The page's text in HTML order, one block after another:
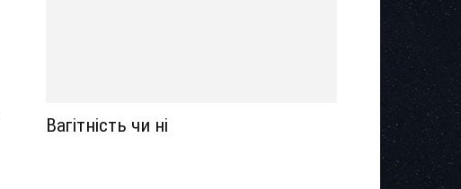
Вагітність чи ні